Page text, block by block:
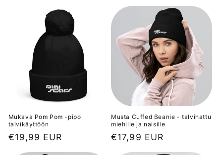
Mukava Pom Pom -pipo
talvikäyttöön
Normaalihinta
€19,99 EUR
Musta Cuffed Beanie - talvihattu
miehille ja naisille
Normaalihinta
€17,99 EUR